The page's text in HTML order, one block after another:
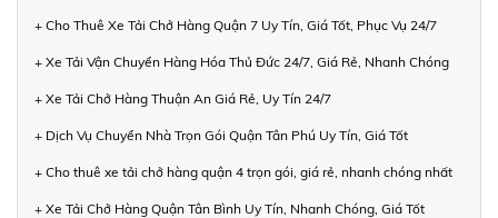
+ Cho Thuê Xe Tải Chở Hàng Quận 7 Uy Tín, Giá Tốt, Phục Vụ 24/7
+ Xe Tải Vận Chuyển Hàng Hóa Thủ Đức 24/7, Giá Rẻ, Nhanh Chóng
+ Xe Tải Chở Hàng Thuận An Giá Rẻ, Uy Tín 24/7
+ Dịch Vụ Chuyển Nhà Trọn Gói Quận Tân Phú Uy Tín, Giá Tốt
+ Cho thuê xe tải chở hàng quận 4 trọn gói, giá rẻ, nhanh chóng nhất
+ Xe Tải Chở Hàng Quận Tân Bình Uy Tín, Nhanh Chóng, Giá Tốt